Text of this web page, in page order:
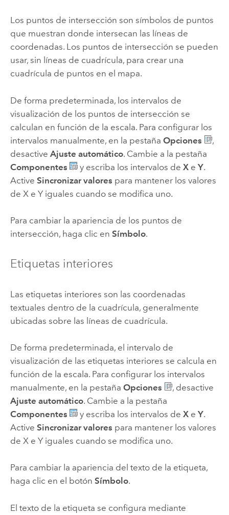
Los puntos de intersección son símbolos de puntos
que muestran donde intersecan las líneas de
coordenadas. Los puntos de intersección se pueden
usar, sin líneas de cuadrícula, para crear una
cuadrícula de puntos en el mapa.
De forma predeterminada, los intervalos de
visualización de los puntos de intersección se
calculan en función de la escala. Para configurar los
intervalos manualmente, en la pestaña Opciones
,
desactive Ajuste automático. Cambie a la pestaña
Componentes
y escriba los intervalos de Xe Y.
Active Sincronizar valores para mantener los valores
de X e Y iguales cuando se modifica uno.
Para cambiar la apariencia de los puntos de
intersección, haga clic en Símbolo.
Etiquetas interiores
Las etiquetas interiores son las coordenadas
textuales dentro de la cuadrícula, generalmente
ubicadas sobre las líneas de cuadrícula.
De forma predeterminada, el intervalo de
visualización de las etiquetas interiores se calcula en
función de la escala. Para configurar los intervalos
manualmente, en la pestaña Opciones
, desactive
Ajuste automático. Cambie a la pestaña
Componentes
y escriba los intervalos de Xe Y.
Active Sincronizar valores para mantener los valores
de X e Y iguales cuando se modifica uno.
Para cambiar la apariencia del texto de la etiqueta,
haga clic en el botón Símbolo.
El texto de la etiqueta se configura mediante